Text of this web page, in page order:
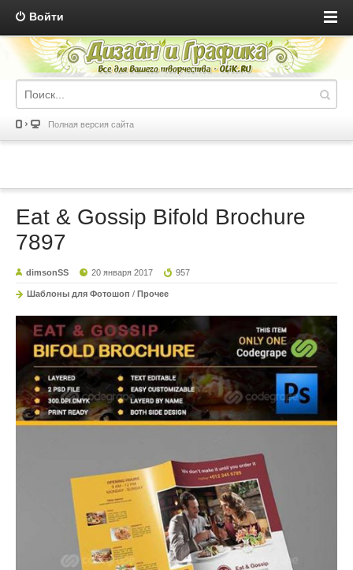
Войти
Полная версия сайта
Eat & Gossip Bifold Brochure
7897
dimsonSS 20 января 2017 957
Шаблоны для Фотошоп / Прочее